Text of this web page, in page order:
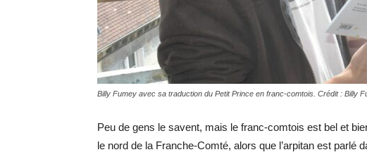
Billy Fumey avec sa traduction du Petit Prince en franc-comtois. Crédit : Billy
Peu de gens le savent, mais le franc-comtois est bel et
le nord de la Franche-Comté, alors que l’arpitan est parlé